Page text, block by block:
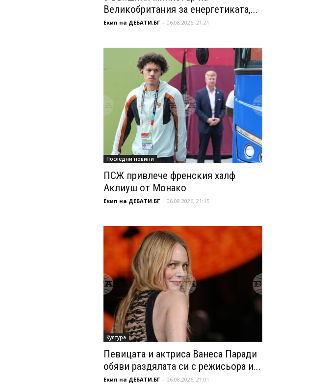
Великобритания за енергетиката,...
Екип на ДЕБАТИ.БГ - 06.08.2026, 21:21
Последни новини
ПСЖ привлече френския халф
Аклиуш от Монако
Екип на ДЕБАТИ.БГ - 06.08.2026, 21:15
Култура
Певицата и актриса Ванеса Паради
обяви раздялата си с режисьора и...
Екип на ДЕБАТИ.БГ - 06.08.2026, 21:01